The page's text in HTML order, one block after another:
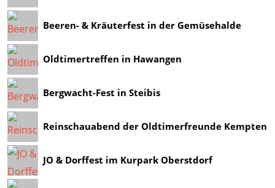
Beeren- & Kräuterfest in der Gemüsehalde
Oldtimertreffen in Hawangen
Bergwacht-Fest in Steibis
Reinschauabend der Oldtimerfreunde Kempten
JO & Dorffest im Kurpark Oberstdorf